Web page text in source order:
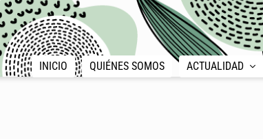
INICIO QUIÉNES SOMOS ACTUALIDAD